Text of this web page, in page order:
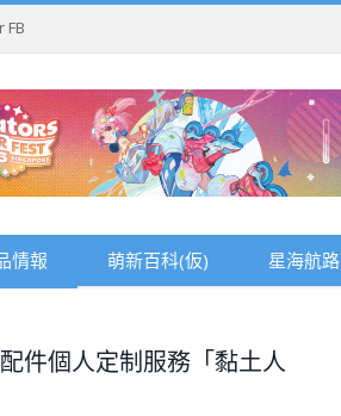
FB
情報 萌新百科(仮) 星海航路
件個人定制服務「黏土人